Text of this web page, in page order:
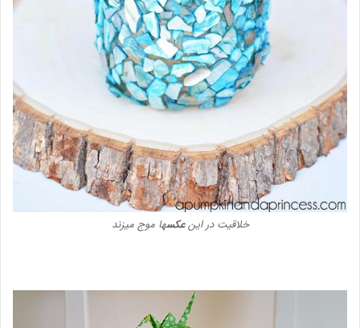
خلاقیت در اینعکسها موج میزند